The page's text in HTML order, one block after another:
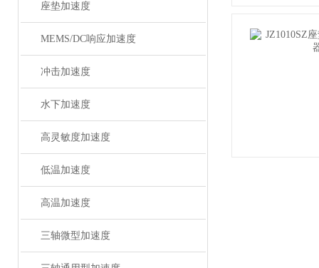
座垫加速度
MEMS/DC响应加速度
冲击加速度
水下加速度
高灵敏度加速度
低温加速度
高温加速度
三轴微型加速度